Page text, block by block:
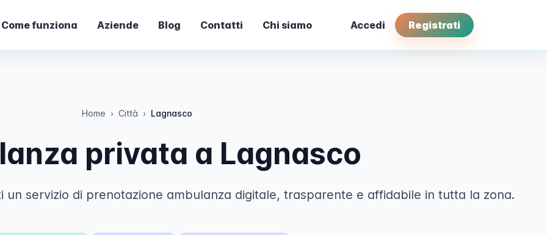
Come funziona Aziende Blog Contatti Chi siamo Accedi Registrati
Home › Città › Lagnasco
privata a Lagnasco
servizio di prenotazione ambulanza digitale, trasparente e affidabile in tutta la zona.